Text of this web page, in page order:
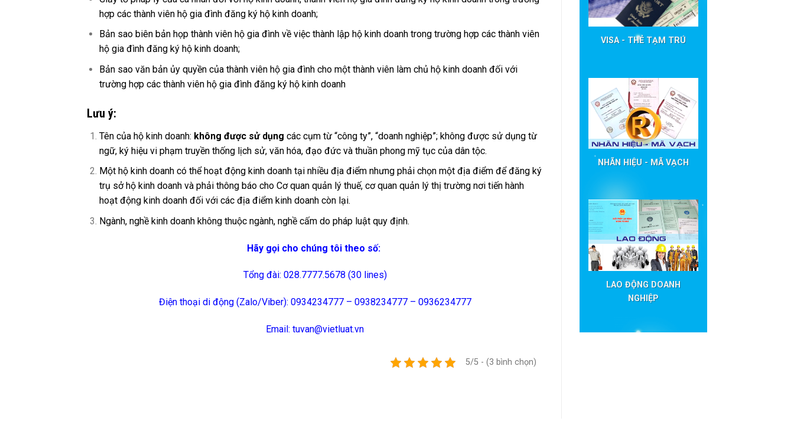
hợp các thành viên hộ gia đình đăng ký hộ kinh doanh;
Bản sao biên bản họp thành viên hộ gia đình về việc thành lập hộ kinh doanh trong trường hợp các thành viên
hộ gia đình đăng ký hộ kinh doanh;
Bản sao văn bản ủy quyền của thành viên hộ gia đình cho một thành viên làm chủ hộ kinh doanh đối với
trường hợp các thành viên hộ gia đình đăng ký hộ kinh doanh
Lưu ý:
Tên của hộ kinh doanh: không được sử dụng các cụm từ “công ty”, “doanh nghiệp”; không được sử dụng từ
ngữ, ký hiệu vi phạm truyền thống lịch sử, văn hóa, đạo đức và thuần phong mỹ tục của dân tộc.
Một hộ kinh doanh có thể hoạt động kinh doanh tại nhiều địa điểm nhưng phải chọn một địa điểm để đăng ký
trụ sở hộ kinh doanh và phải thông báo cho Cơ quan quản lý thuế, cơ quan quản lý thị trường nơi tiến hành
hoạt động kinh doanh đối với các địa điểm kinh doanh còn lại.
Ngành, nghề kinh doanh không thuộc ngành, nghề cấm do pháp luật quy định.
Hãy gọi cho chúng tôi theo số:
Tổng đài: 028.7777.5678 (30 lines)
Điện thoại di động (Zalo/Viber): 0934234777 – 0938234777 – 0936234777
Email: tuvan@vietluat.vn
5/5 - (3 bình chọn)
VISA - THẺ TẠM TRÚ
NHÃN HIỆU - MÃ VẠCH
LAO ĐỘNG DOANH
NGHIỆP